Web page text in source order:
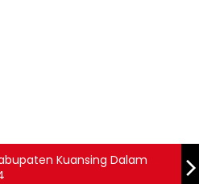
Kuansing Dalam